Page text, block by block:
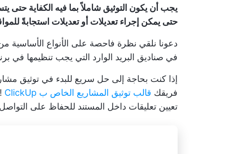
يجب أن يكون التوثيق شاملاً بما فيه الكفاية حتى
حتى يمكن إجراء تعديلات أو تعديلات استجابةً
دعونا نلقي نظرة فاحصة على الأنواع الأساسية من
في صناديق البريد الوارد التي يجب تنظيمها في
إذا كنت بحاجة إلى حل سريع للبدء في توثيق
فريقك قالب توثيق المشاريع الخاص ب ClickUp
تعيين تعليقات داخل المستند للحفاظ على